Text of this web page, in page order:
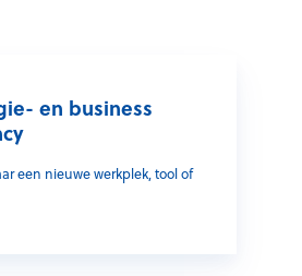
en business
een nieuwe werkplek, tool of